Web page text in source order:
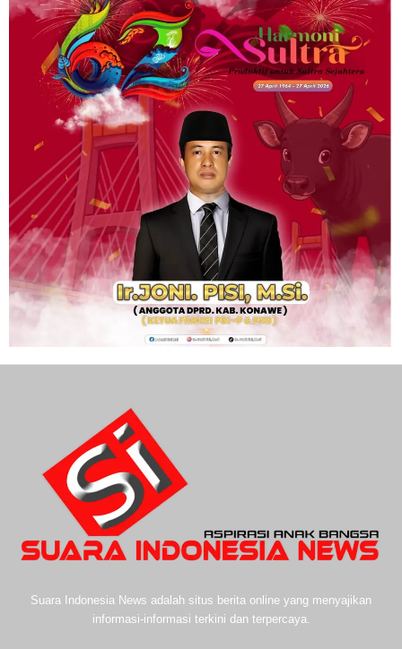
Suara Indonesia News adalah situs berita online yang menyajikan
informasi-informasi terkini dan terpercaya.